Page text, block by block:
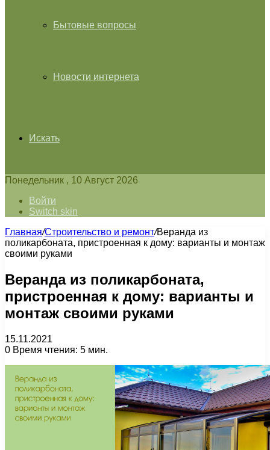
Бытовые вопросы
Новости интернета
Искать
Понедельник , 10 Август 2026
Войти
Switch skin
Главная/Строительство и ремонт/Веранда из
поликарбоната, пристроенная к дому: варианты и монтаж
своими руками
Веранда из поликарбоната,
пристроенная к дому: варианты и
монтаж своими руками
15.11.2021
0 Время чтения: 5 мин.